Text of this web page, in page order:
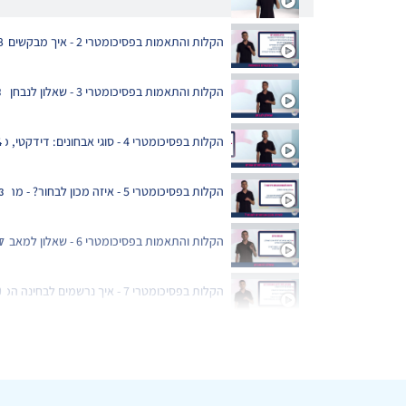
הקלות והתאמות בפסיכומטרי 2 - איך מבקשים התאמות? - מרכז זינוק
הקלות והתאמות בפסיכומטרי 3 - שאלון לנבחן - מרכז זינוק
הקלות בפסיכומטרי 4 - סוגי אבחונים: דידקטי, פסיכודידקטי, וקשב - מרכז זינוק
הקלות בפסיכומטרי 5 - איזה מכון לבחור? - מרכז זינוק
7 הקלות והתאמות בפסיכומטרי 6 - שאלון למאבחן - מרכז זינוק
הקלות בפסיכומטרי 7 - איך נרשמים לבחינה הפסיכומטרית? - מרכז זינוק